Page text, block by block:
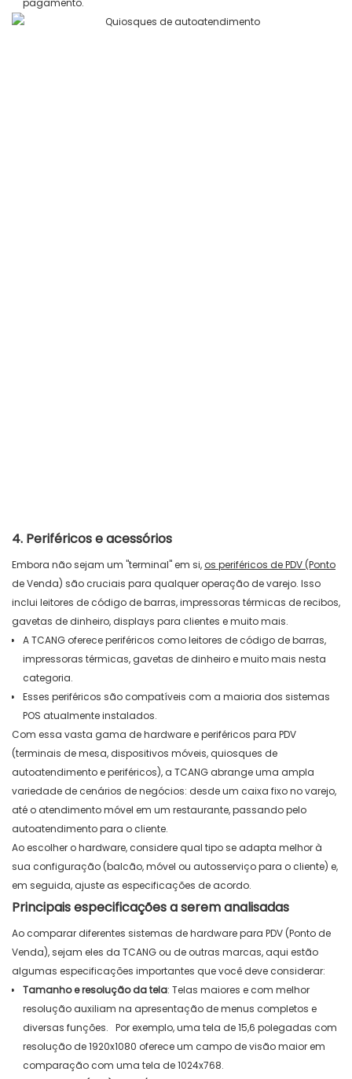
pagamento.
4. Periféricos e acessórios
Embora não sejam um "terminal" em si, os periféricos de PDV (Ponto
de Venda) são cruciais para qualquer operação de varejo. Isso
inclui leitores de código de barras, impressoras térmicas de recibos,
gavetas de dinheiro, displays para clientes e muito mais.
A TCANG oferece periféricos como leitores de código de barras,
impressoras térmicas, gavetas de dinheiro e muito mais nesta
categoria.
Esses periféricos são compatíveis com a maioria dos sistemas
POS atualmente instalados.
Com essa vasta gama de hardware e periféricos para PDV
(terminais de mesa, dispositivos móveis, quiosques de
autoatendimento e periféricos), a TCANG abrange uma ampla
variedade de cenários de negócios: desde um caixa fixo no varejo,
até o atendimento móvel em um restaurante, passando pelo
autoatendimento para o cliente.
Ao escolher o hardware, considere qual tipo se adapta melhor à
sua configuração (balcão, móvel ou autosserviço para o cliente) e,
em seguida, ajuste as especificações de acordo.
Principais especificações a serem analisadas
Ao comparar diferentes sistemas de hardware para PDV (Ponto de
Venda), sejam eles da TCANG ou de outras marcas, aqui estão
algumas especificações importantes que você deve considerar:
Tamanho e resolução da tela:Telas maiores e com melhor
resolução auxiliam na apresentação de menus completos e
diversas funções.
Por exemplo, uma tela de 15,6 polegadas com
resolução de 1920x1080 oferece um campo de visão maior em
comparação com uma tela de 1024x768.